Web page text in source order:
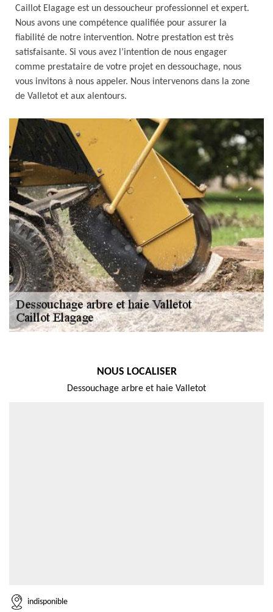
Caillot Elagage est un dessoucheur professionnel et expert.
Nous avons une compétence qualifiée pour assurer la
fiabilité de notre intervention. Notre prestation est très
satisfaisante. Si vous avez l’intention de nous engager
comme prestataire de votre projet en dessouchage, nous
vous invitons à nous appeler. Nous intervenons dans la zone
de Valletot et aux alentours.
NOUS LOCALISER
Dessouchage arbre et haie Valletot
indisponible